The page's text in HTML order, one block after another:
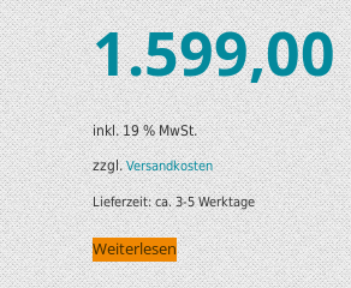
1.599,00
inkl. 19 % MwSt.
zzgl.Versandkosten
Lieferzeit:ca. 3-5 Werktage
Weiterlesen